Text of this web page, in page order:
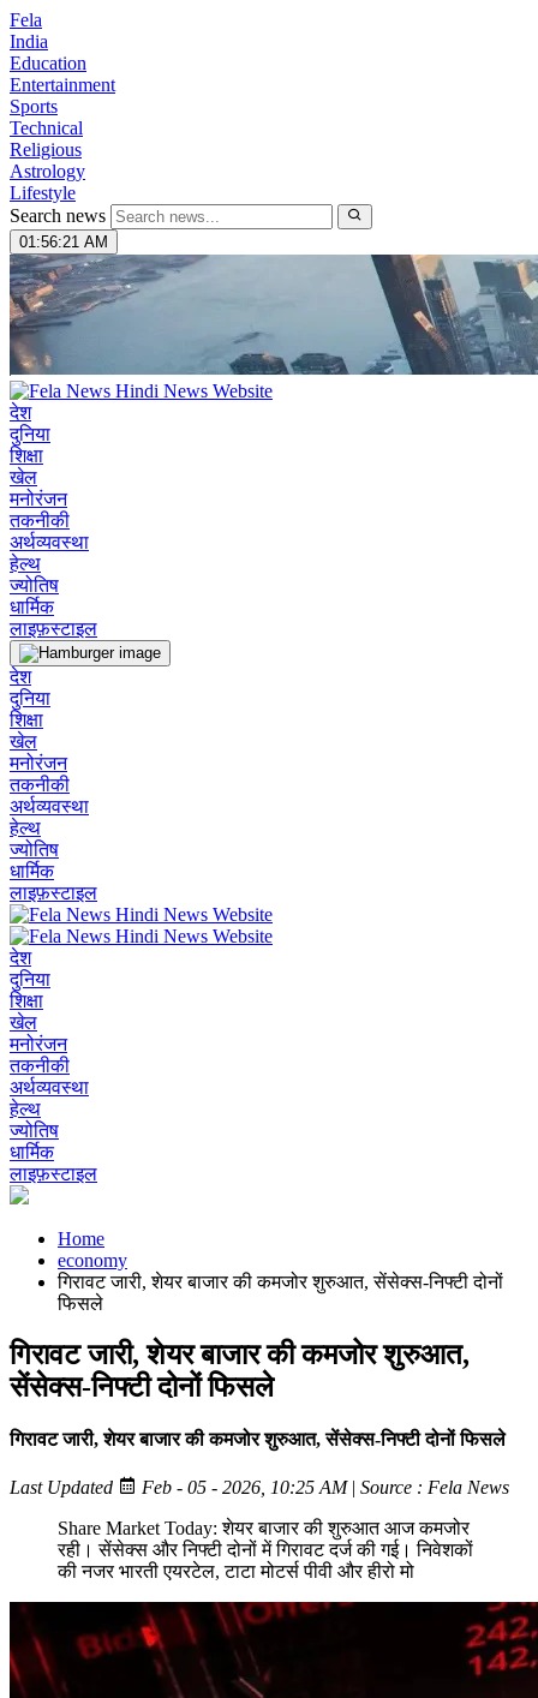
Fela
India
Education
Entertainment
Sports
Technical
Religious
Astrology
Lifestyle
Search news
01:56:23 AM
देश
दुनिया
शिक्षा
खेल
मनोरंजन
तकनीकी
अर्थव्यवस्था
हेल्थ
ज्योतिष
धार्मिक
लाइफ़स्टाइल
देश
दुनिया
शिक्षा
खेल
मनोरंजन
तकनीकी
अर्थव्यवस्था
हेल्थ
ज्योतिष
धार्मिक
लाइफ़स्टाइल
देश
दुनिया
शिक्षा
खेल
मनोरंजन
तकनीकी
अर्थव्यवस्था
हेल्थ
ज्योतिष
धार्मिक
लाइफ़स्टाइल
Home
economy
गिरावट जारी, शेयर बाजार की कमजोर शुरुआत, सेंसेक्स-निफ्टी दोनों
फिसले
गिरावट जारी, शेयर बाजार की कमजोर शुरुआत,
सेंसेक्स-निफ्टी दोनों फिसले
गिरावट जारी, शेयर बाजार की कमजोर शुरुआत, सेंसेक्स-निफ्टी दोनों फिसले
Last Updated Feb - 05 - 2026, 10:25 AM| Source : Fela News
Share Market Today: शेयर बाजार की शुरुआत आज कमजोर
रही। सेंसेक्स और निफ्टी दोनों में गिरावट दर्ज की गई। निवेशकों
की नजर भारती एयरटेल, टाटा मोटर्स पीवी और हीरो मो